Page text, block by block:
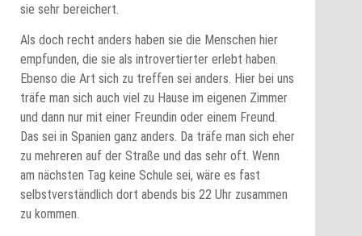
sie sehr bereichert.
Als doch recht anders haben sie die Menschen hier
empfunden, die sie als introvertierter erlebt haben.
Ebenso die Art sich zu treffen sei anders. Hier bei uns
träfe man sich auch viel zu Hause im eigenen Zimmer
und dann nur mit einer Freundin oder einem Freund.
Das sei in Spanien ganz anders. Da träfe man sich eher
zu mehreren auf der Straße und das sehr oft. Wenn
am nächsten Tag keine Schule sei, wäre es fast
selbstverständlich dort abends bis 22 Uhr zusammen
zu kommen.